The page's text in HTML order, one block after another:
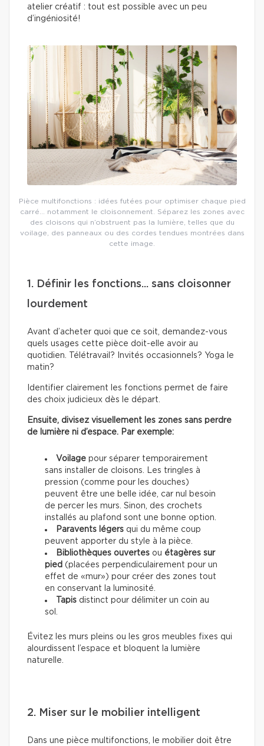
atelier créatif : tout est possible avec un peu
d’ingéniosité!
Pièce multifonctions : idées futées pour optimiser chaque pied
carré… notamment le cloisonnement. Séparez les zones avec
des cloisons qui n’obstruent pas la lumière, telles que du
voilage, des panneaux ou des cordes tendues montrées dans
cette image.
1. Définir les fonctions... sans cloisonner
lourdement
Avant d’acheter quoi que ce soit, demandez-vous
quels usages cette pièce doit-elle avoir au
quotidien. Télétravail? Invités occasionnels? Yoga le
matin?
Identifier clairement les fonctions permet de faire
des choix judicieux dès le départ.
Ensuite, divisez visuellement les zones sans perdre
de lumière ni d’espace. Par exemple:
Voilage pour séparer temporairement
sans installer de cloisons. Les tringles à
pression (comme pour les douches)
peuvent être une belle idée, car nul besoin
de percer les murs. Sinon, des crochets
installés au plafond sont une bonne option.
Paravents légers qui du même coup
peuvent apporter du style à la pièce.
Bibliothèques ouvertes ou étagères sur
pied (placées perpendiculairement pour un
effet de «mur») pour créer des zones tout
en conservant la luminosité.
Tapis distinct pour délimiter un coin au
sol.
Évitez les murs pleins ou les gros meubles fixes qui
alourdissent l’espace et bloquent la lumière
naturelle.
2. Miser sur le mobilier intelligent
Dans une pièce multifonctions, le mobilier doit être